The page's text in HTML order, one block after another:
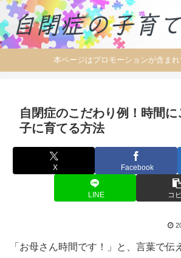
本ページはプロモーションが含まれ
自閉症のこだわり例！時間
子に育てる方法
X Facebook
LINE コ
「お母さん時間です！」と、言葉で伝